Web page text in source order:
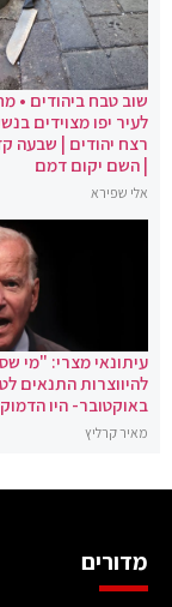
שוב טבח ביהודים •
לעיר יפו מצוידים
רצח יהודים | שבעה
| השם יקום דמם
אלי שפירא
עיתונאי מצרי: "מי
להיווצרות התנאים
באוקטובר- היו
מאיר קרליץ
מדורים